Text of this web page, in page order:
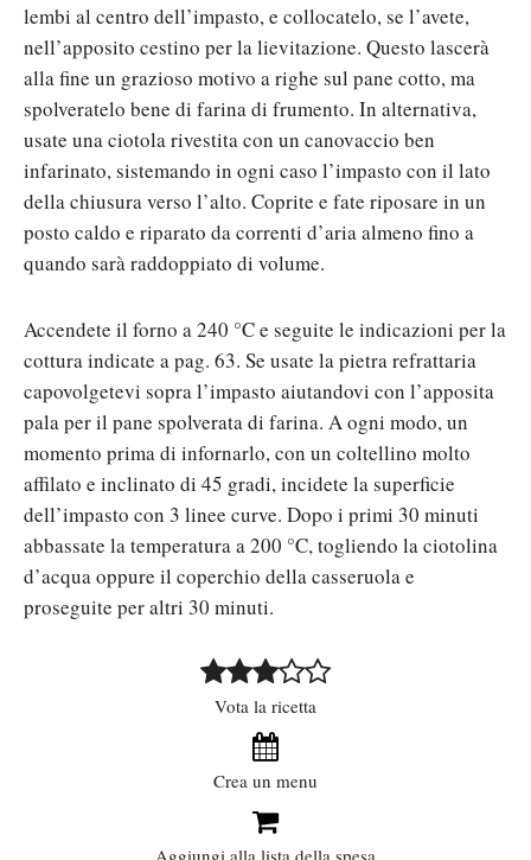
lembi al centro dell’impasto, e collocatelo, se l’avete,
nell’apposito cestino per la lievitazione. Questo lascerà
alla fine un grazioso motivo a righe sul pane cotto, ma
spolveratelo bene di farina di frumento. In alternativa,
usate una ciotola rivestita con un canovaccio ben
infarinato, sistemando in ogni caso l’impasto con il lato
della chiusura verso l’alto. Coprite e fate riposare in un
posto caldo e riparato da correnti d’aria almeno fino a
quando sarà raddoppiato di volume.
Accendete il forno a 240 °C e seguite le indicazioni per la
cottura indicate a pag. 63. Se usate la pietra refrattaria
capovolgetevi sopra l’impasto aiutandovi con l’apposita
pala per il pane spolverata di farina. A ogni modo, un
momento prima di infornarlo, con un coltellino molto
affilato e inclinato di 45 gradi, incidete la superficie
dell’impasto con 3 linee curve. Dopo i primi 30 minuti
abbassate la temperatura a 200 °C, togliendo la ciotolina
d’acqua oppure il coperchio della casseruola e
proseguite per altri 30 minuti.
Vota la ricetta
Crea un menu
Aggiungi alla lista della spesa